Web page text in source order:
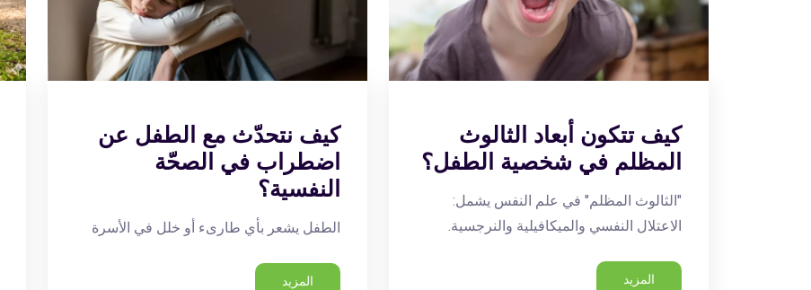
كيف تتكون أبعاد الثالوث
المظلم في شخصية الطفل؟
"الثالوث المظلم" في علم النفس يشمل:
الاعتلال النفسي والميكافيلية والنرجسية.
المزيد
كيف نتحدّث مع الطفل عن
اضطراب في الصحّة
النفسية؟
الطفل يشعر بأي طارىء أو خلل في الأسرة
المزيد